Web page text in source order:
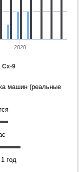
Сх-9
2020
машин (реальные
год